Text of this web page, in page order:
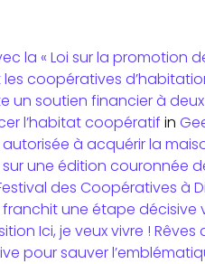
la « Loi sur la promotion
les coopératives
un soutien financier à
l’habitat coopératif in
à acquérir la
sur une édition couronnée
des Coopératives à
une étape décisive
Ici, je veux vivre !
pour sauver